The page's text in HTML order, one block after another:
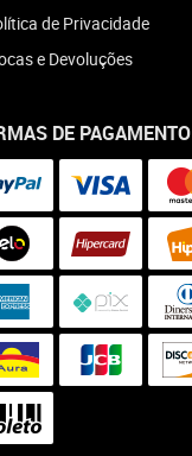
de Privacidade
e Devoluções
DE PAGAMENTO